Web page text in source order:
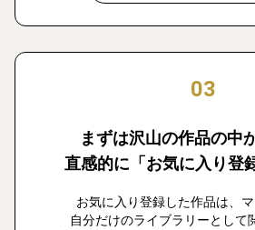
03
まずは沢山の作品の中
直感的に「お気に入り登
お気に入り登録した作品は、
自分だけのライブラリーとして